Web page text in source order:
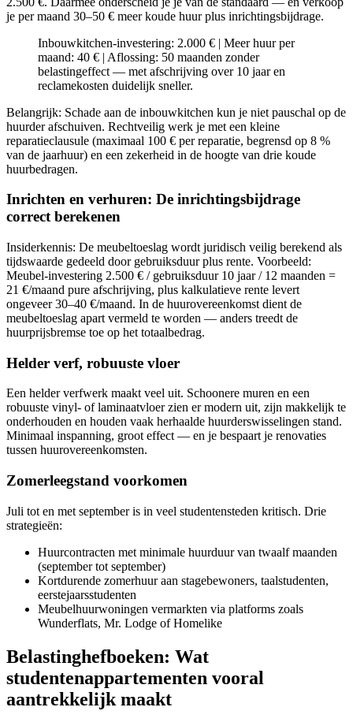
je per maand 30–50 € meer koude huur plus inrichtingsbijdrage.
Inbouwkitchen-investering: 2.000 € | Meer huur per
maand: 40 € | Aflossing: 50 maanden zonder
belastingeffect — met afschrijving over 10 jaar en
reclamekosten duidelijk sneller.
Belangrijk: Schade aan de inbouwkitchen kun je niet pauschal op de
huurder afschuiven. Rechtveilig werk je met een kleine
reparatieclausule (maximaal 100 € per reparatie, begrensd op 8 %
van de jaarhuur) en een zekerheid in de hoogte van drie koude
huurbedragen.
Inrichten en verhuren: De inrichtingsbijdrage
correct berekenen
Insiderkennis: De meubeltoeslag wordt juridisch veilig berekend als
tijdswaarde gedeeld door gebruiksduur plus rente. Voorbeeld:
Meubel-investering 2.500 € / gebruiksduur 10 jaar / 12 maanden =
21 €/maand pure afschrijving, plus kalkulatieve rente levert
ongeveer 30–40 €/maand. In de huurovereenkomst dient de
meubeltoeslag apart vermeld te worden — anders treedt de
huurprijsbremse toe op het totaalbedrag.
Helder verf, robuuste vloer
Een helder verfwerk maakt veel uit. Schoonere muren en een
robuuste vinyl- of laminaatvloer zien er modern uit, zijn makkelijk te
onderhouden en houden vaak herhaalde huurderswisselingen stand.
Minimaal inspanning, groot effect — en je bespaart je renovaties
tussen huurovereenkomsten.
Zomerleegstand voorkomen
Juli tot en met september is in veel studentensteden kritisch. Drie
strategieën:
Huurcontracten met minimale huurduur van twaalf maanden
(september tot september)
Kortdurende zomerhuur aan stagebewoners, taalstudenten,
eerstejaarsstudenten
Meubelhuurwoningen vermarkten via platforms zoals
Wunderflats, Mr. Lodge of Homelike
Belastinghefboeken: Wat
studentenappartementen vooral
aantrekkelijk maakt